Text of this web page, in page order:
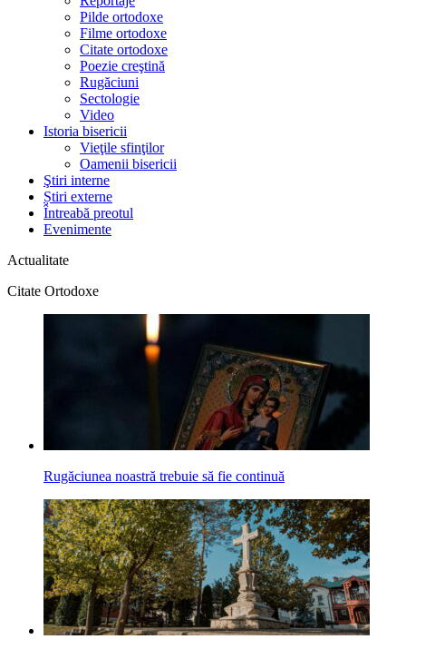
Pilde ortodoxe
Filme ortodoxe
Citate ortodoxe
Poezie creştină
Rugăciuni
Sectologie
Video
Istoria bisericii
Vieţile sfinţilor
Oamenii bisericii
Ştiri interne
Știri externe
Întreabă preotul
Evenimente
Actualitate
Citate Ortodoxe
Rugăciunea noastră trebuie să fie continuă